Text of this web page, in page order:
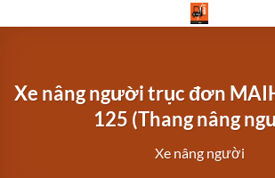
qua
Xe nâng người trục đơn
125 (Thang nâng
Xe nâng người